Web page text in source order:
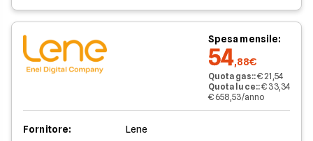
Spesa mensile:
54,88€
Quota gas::€ 21,54
Quota luce::€ 33,34
€ 658,53/anno
Fornitore:
Lene